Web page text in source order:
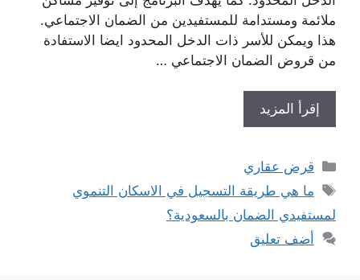
ملائمة ومستدامة للمستفيدين من الضمان الاجتماعي.
هذا ويمكن للأسر ذات الدخل المحدود ايضا الاستفادة
من قروض الضمان الاجتماعي …
إقرأ المزيد
التصنيفات
قرض عقاري
الوسوم
ما هي طريقة التسجيل في الاسكان التنموي
لمستفيدي الضمان بالسعودية؟
أضف تعليق